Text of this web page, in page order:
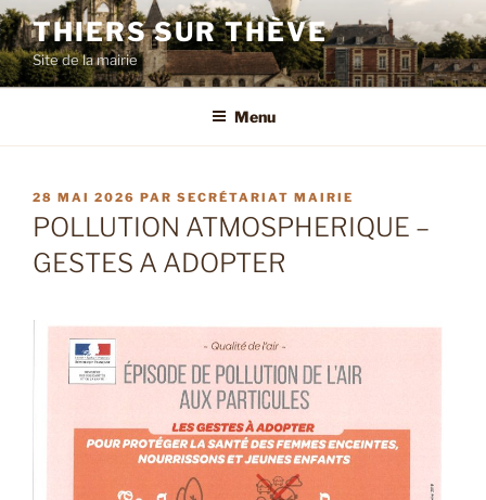
Aller
au
contenu
principal
THIERS SUR THÈVE
Site de la mairie
Menu
PUBLIÉ
LE
28 MAI 2026 PAR SECRÉTARIAT MAIRIE
POLLUTION ATMOSPHERIQUE –
GESTES A ADOPTER